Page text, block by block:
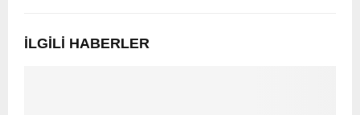
İLGILI HABERLER